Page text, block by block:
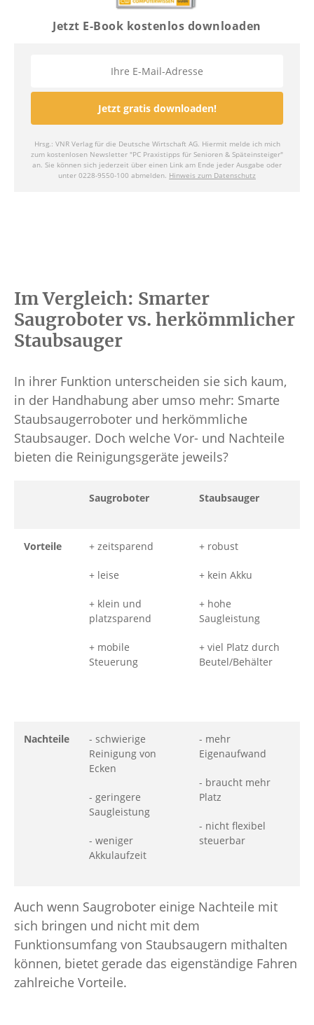
Im Vergleich: Smarter
Saugroboter vs. herkömmlicher
Staubsauger
In ihrer Funktion unterscheiden sie sich kaum,
in der Handhabung aber umso mehr: Smarte
Staubsaugerroboter und herkömmliche
Staubsauger. Doch welche Vor- und Nachteile
bieten die Reinigungsgeräte jeweils?
Saugroboter Staubsauger
Vorteile + zeitsparend
+ leise
+ klein und
platzsparend
+ mobile
Steuerung
+ robust
+ kein Akku
+ hohe
Saugleistung
+ viel Platz durch
Beutel/Behälter
Nachteile
- schwierige
Reinigung von
Ecken
- geringere
Saugleistung
- weniger
Akkulaufzeit
- mehr
Eigenaufwand
- braucht mehr
Platz
- nicht flexibel
steuerbar
Auch wenn Saugroboter einige Nachteile mit
sich bringen und nicht mit dem
Funktionsumfang von Staubsaugern mithalten
können, bietet gerade das eigenständige Fahren
zahlreiche Vorteile.